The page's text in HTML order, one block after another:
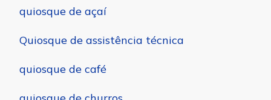
quiosque de açaí
Quiosque de assistência técnica
quiosque de café